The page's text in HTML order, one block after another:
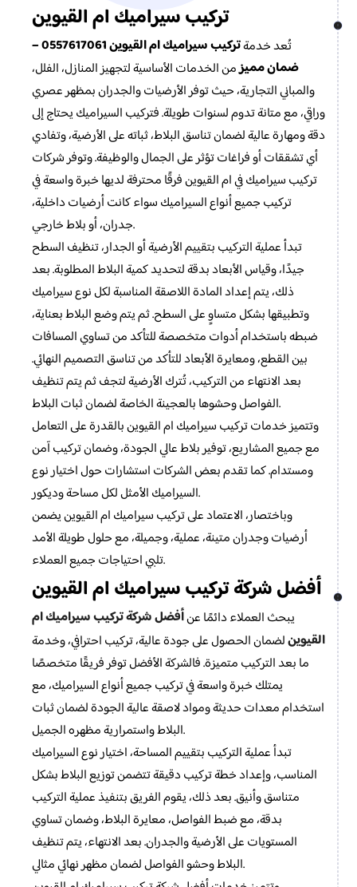
تركيب سيراميك ام القيوين
تُعد خدمةتركيب سيراميك ام القيوين
0557617061 –
ضمان مميزمن الخدمات الأساسية لتجهيز المنازل، الفلل،
والمباني التجارية، حيث توفر الأرضيات والجدران بمظهر عصري
وراقي، مع متانة تدوم لسنوات طويلة. فتركيب السيراميك يحتاج إلى
دقة ومهارة عالية لضمان تناسق البلاط، ثباته على الأرضية، وتفادي
أي تشققات أو فراغات تؤثر على الجمال والوظيفة. وتوفر شركات
تركيب سيراميك في ام القيوين فرقًا محترفة لديها خبرة واسعة في
تركيب جميع أنواع السيراميك سواء كانت أرضيات داخلية،
جدران، أو بلاط خارجي.
تبدأ عملية التركيب بتقييم الأرضية أو الجدار، تنظيف السطح
جيدًا، وقياس الأبعاد بدقة لتحديد كمية البلاط المطلوبة. بعد
ذلك، يتم إعداد المادة اللاصقة المناسبة لكل نوع سيراميك
وتطبيقها بشكل متساوٍ على السطح. ثم يتم وضع البلاط بعناية،
ضبطه باستخدام أدوات متخصصة للتأكد من تساوي المسافات
بين القطع، ومعايرة الأبعاد للتأكد من تناسق التصميم النهائي.
بعد الانتهاء من التركيب، تُترك الأرضية لتجف ثم يتم تنظيف
الفواصل وحشوها بالعجينة الخاصة لضمان ثبات البلاط.
وتتميز خدمات تركيب سيراميك ام القيوين بالقدرة على التعامل
مع جميع المشاريع، توفير بلاط عالي الجودة، وضمان تركيب آمن
ومستدام. كما تقدم بعض الشركات استشارات حول اختيار نوع
السيراميك الأمثل لكل مساحة وديكور.
وباختصار، الاعتماد على تركيب سيراميك ام القيوين يضمن
أرضيات وجدران متينة، عملية، وجميلة، مع حلول طويلة الأمد
تلبي احتياجات جميع العملاء.
أفضل شركة تركيب سيراميك ام القيوين
يبحث العملاء دائمًا عنأفضل شركة تركيب سيراميك ام
القيوينلضمان الحصول على جودة عالية، تركيب احترافي، وخدمة
ما بعد التركيب متميزة. فالشركة الأفضل توفر فريقًا متخصصًا
يمتلك خبرة واسعة في تركيب جميع أنواع السيراميك، مع
استخدام معدات حديثة ومواد لاصقة عالية الجودة لضمان ثبات
البلاط واستمرارية مظهره الجميل.
تبدأ عملية التركيب بتقييم المساحة، اختيار نوع السيراميك
المناسب، وإعداد خطة تركيب دقيقة تتضمن توزيع البلاط بشكل
متناسق وأنيق. بعد ذلك، يقوم الفريق بتنفيذ عملية التركيب
بدقة، مع ضبط الفواصل، معايرة البلاط، وضمان تساوي
المستويات على الأرضية والجدران. بعد الانتهاء، يتم تنظيف
البلاط وحشو الفواصل لضمان مظهر نهائي مثالي.